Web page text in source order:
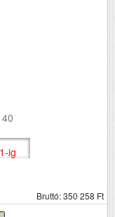
ig
Bruttó: 350 258 Ft